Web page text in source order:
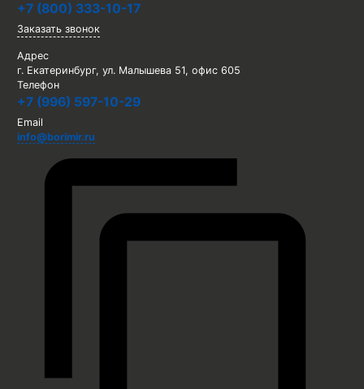
+7 (800) 333-10-17
Заказать звонок
Адрес
г. Екатеринбург, ул. Малышева 51, офис 605
Телефон
+7 (996) 597-10-29
Email
info@borimir.ru